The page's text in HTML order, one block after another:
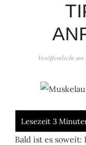
Veröffentlicht am
Bald ist es